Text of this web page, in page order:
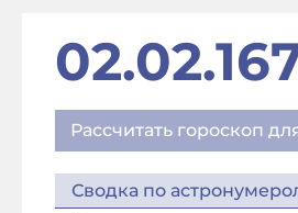
Рассчитать гороскоп
Сводка по